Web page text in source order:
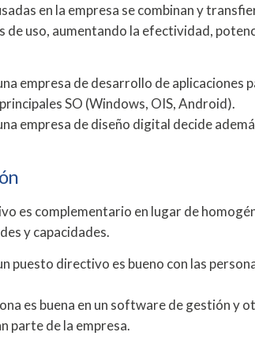
en la empresa se combinan y
de uso, aumentando la efectividad,
empresa de desarrollo de
SO (Windows, OIS, Android).
empresa de diseño digital decide
es complementario en lugar de
y capacidades.
puesto directivo es bueno con las
es buena en un software de gestión y
parte de la empresa.